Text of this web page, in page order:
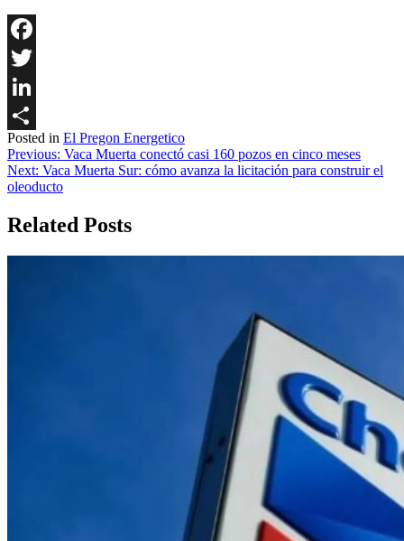
Facebook
Twitter
LinkedIn
Share
Posted in El Pregon Energetico
Navegación
de
Previous: Vaca Muerta conectó casi 160 pozos en cinco meses
Next: Vaca Muerta Sur: cómo avanza la licitación para construir el
oleoducto
Related Posts